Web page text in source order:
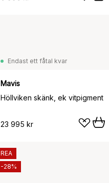
Endast ett fåtal kvar
Mavis
Höllviken skänk, ek vitpigment
23 995 kr
REA
-28%